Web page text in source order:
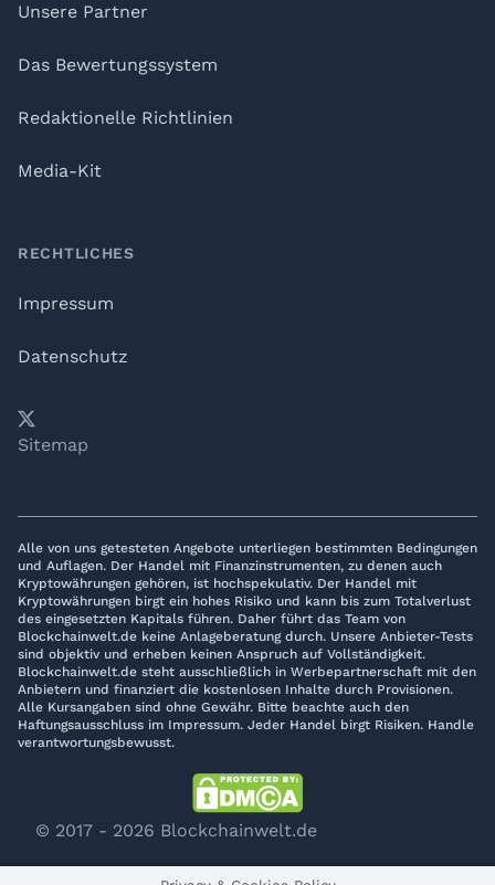
Unsere Partner
Das Bewertungssystem
Redaktionelle Richtlinien
Media-Kit
RECHTLICHES
Impressum
Datenschutz
YouTube
𝕏LinkedIn
Telegram
Sitemap
Alle von uns getesteten Angebote unterliegen bestimmten Bedingungen
und Auflagen. Der Handel mit Finanzinstrumenten, zu denen auch
Kryptowährungen gehören, ist hochspekulativ. Der Handel mit
Kryptowährungen birgt ein hohes Risiko und kann bis zum Totalverlust
des eingesetzten Kapitals führen. Daher führt das Team von
Blockchainwelt.de keine Anlageberatung durch. Unsere Anbieter-Tests
sind objektiv und erheben keinen Anspruch auf Vollständigkeit.
Blockchainwelt.de steht ausschließlich in Werbepartnerschaft mit den
Anbietern und finanziert die kostenlosen Inhalte durch Provisionen.
Alle Kursangaben sind ohne Gewähr. Bitte beachte auch den
Haftungsausschluss im Impressum. Jeder Handel birgt Risiken. Handle
verantwortungsbewusst.
© 2017 - 2026 Blockchainwelt.de